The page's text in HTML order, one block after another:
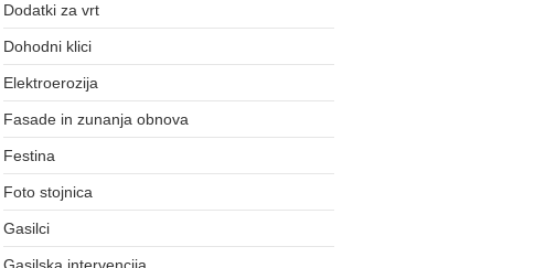
Dodatki za vrt
Dohodni klici
Elektroerozija
Fasade in zunanja obnova
Festina
Foto stojnica
Gasilci